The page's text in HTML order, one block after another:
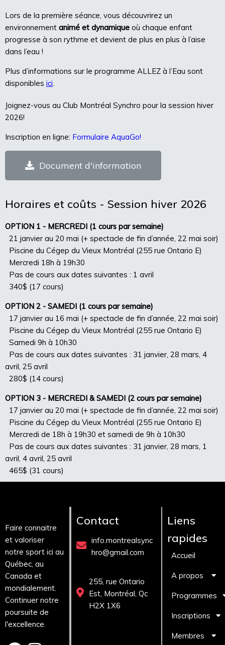
Lors de la première séance, vous découvrirez un
environnement animé et dynamique où chaque enfant
progresse à son rythme et devient de plus en plus à l’aise
dans l’eau !
Plus d’informations sur le programme ALLEZ à l’Eau sont
disponibles ici.
Joignez-vous au Club Montréal Synchro pour la session hiver
2026!
Inscription en ligne: Formulaire AquaGo!
Document d'information
Horaires et coûts - Session hiver 2026
OPTION 1 - MERCREDI (1 cours par semaine)
21 janvier au 20 mai (+ spectacle de fin d’année, 22 mai soir)
Piscine du Cégep du Vieux Montréal (255 rue Ontario E)
Mercredi 18h à 19h30
Pas de cours aux dates suivantes : 1 avril
340$ (17 cours)
OPTION 2 - SAMEDI (1 cours par semaine)
17 janvier au 16 mai (+ spectacle de fin d’année, 22 mai soir)
Piscine du Cégep du Vieux Montréal (255 rue Ontario E)
Samedi 9h à 10h30
Pas de cours aux dates suivantes : 31 janvier, 28 mars, 4
avril, 25 avril
280$ (14 cours)
OPTION 3 - MERCREDI & SAMEDI (2 cours par semaine)
17 janvier au 20 mai (+ spectacle de fin d’année, 22 mai soir)
Piscine du Cégep du Vieux Montréal (255 rue Ontario E)
Mercredi de 18h à 19h30 et samedi de 9h à 10h30
Pas de cours aux dates suivantes : 31 janvier, 28 mars, 1
avril, 4 avril, 25 avril
465$ (31 cours)
Faire connaitre
et valoriser
notre sport ici au
Québec, au
Canada et
mondialement.
Continuer notre
poursuite de
l'excellence.
Contact
info.montrealsync
hro@gmail.com
255, rue Ontario
Est, Montréal, Qc
H2X 1X6
Liens
rapides
Accueil
A propos
Programmes
Inscriptions
Membres